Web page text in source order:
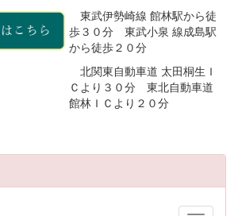
東武伊勢崎線 館林駅から徒
歩３０分 東武小泉 線成島駅
から徒歩２０分
北関東自動車道 太田桐生Ｉ
Ｃより３０分 東北自動車道
館林ＩＣより２０分